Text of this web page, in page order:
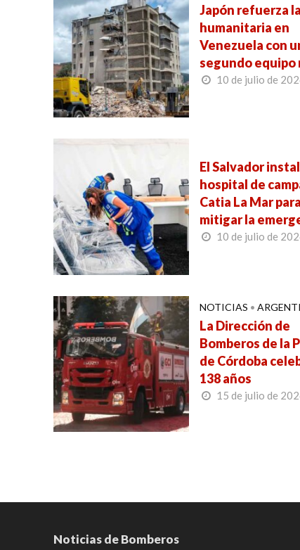
Japón refuerza
humanitaria en
Venezuela con
segundo equipo
10 de julio de
El Salvador
hospital de
Catia La Mar para
mitigar la
10 de julio de
NOTICIAS •
La Dirección de
Bomberos de la
de Córdoba
138 años
15 de julio de
Noticias de Bomberos